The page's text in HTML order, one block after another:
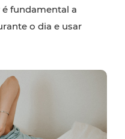
fundamental a
o dia e usar